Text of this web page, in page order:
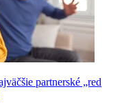
partnerské „red